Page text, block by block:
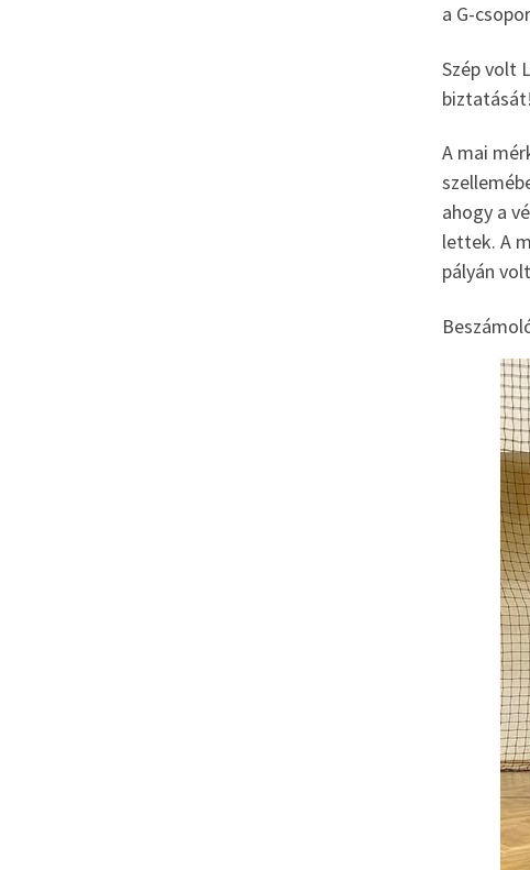
a G-
Szép volt
biztatását!
A mai
ahogy a
lettek. A
pályán